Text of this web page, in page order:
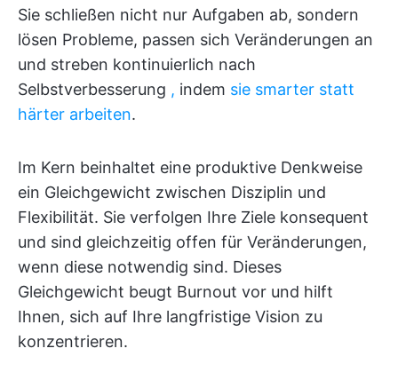
Sie schließen nicht nur Aufgaben ab, sondern
lösen Probleme, passen sich Veränderungen an
und streben kontinuierlich nach
Selbstverbesserung , indem sie smarter statt
härter arbeiten.
Im Kern beinhaltet eine produktive Denkweise
ein Gleichgewicht zwischen Disziplin und
Flexibilität. Sie verfolgen Ihre Ziele konsequent
und sind gleichzeitig offen für Veränderungen,
wenn diese notwendig sind. Dieses
Gleichgewicht beugt Burnout vor und hilft
Ihnen, sich auf Ihre langfristige Vision zu
konzentrieren.